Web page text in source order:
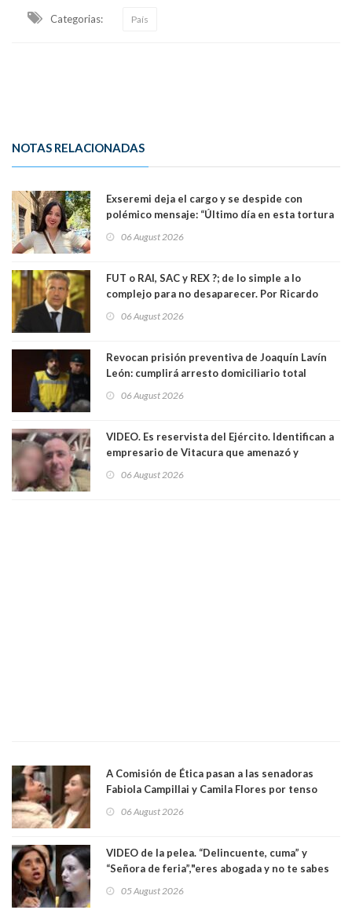
Categorias: País
NOTAS RELACIONADAS
Exseremi deja el cargo y se despide con
polémico mensaje: “Último día en esta tortura
06 August 2026
FUT o RAI, SAC y REX ?; de lo simple a lo
complejo para no desaparecer. Por Ricardo
06 August 2026
Revocan prisión preventiva de Joaquín Lavín
León: cumplirá arresto domiciliario total
06 August 2026
VIDEO. Es reservista del Ejército. Identifican a
empresario de Vitacura que amenazó y
al "ring raja". Se trata de Andrés Arrieta y la
06 August 2026
A Comisión de Ética pasan a las senadoras
Fabiola Campillai y Camila Flores por tenso
06 August 2026
VIDEO de la pelea. “Delincuente, cuma” y
“Señora de feria”,"eres abogada y no te sabes
senadoras Camila Flores y Fabiola Campillai en
05 August 2026